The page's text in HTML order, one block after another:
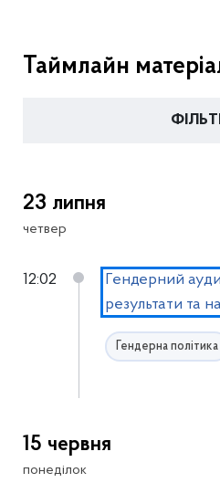
Таймлайн
23 липня
четвер
12:02
Гендерний
результати та
Гендерна політика
15 червня
понеділок